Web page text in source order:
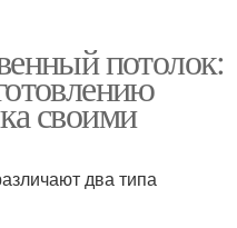
потолок:
своими
два типа